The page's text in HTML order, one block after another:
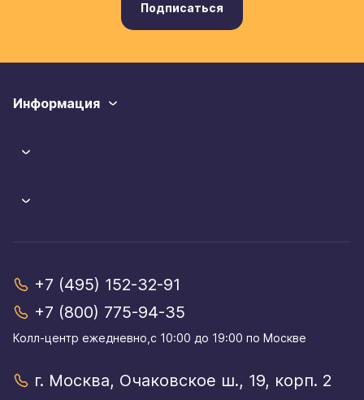
Подписаться
Информация
+7 (495) 152-32-91
+7 (800) 775-94-35
Колл-центр eжедневно,с 10:00 до 19:00 по Москве
г. Москва, Очаковское ш., 19, корп. 2